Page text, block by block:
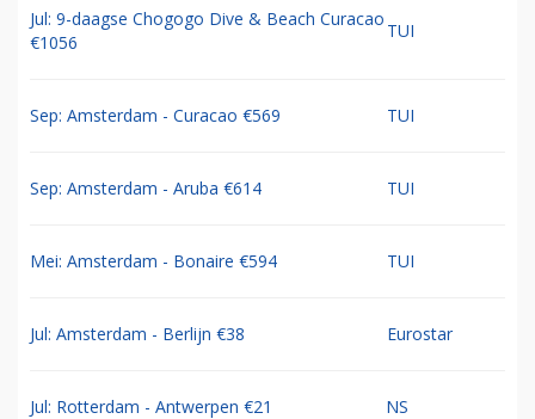
Jul: 9-daagse Chogogo Dive & Beach Curacao
€1056
TUI
Sep: Amsterdam - Curacao €569 TUI
Sep: Amsterdam - Aruba €614 TUI
Mei: Amsterdam - Bonaire €594 TUI
Jul: Amsterdam - Berlijn €38 Eurostar
Jul: Rotterdam - Antwerpen €21 NS